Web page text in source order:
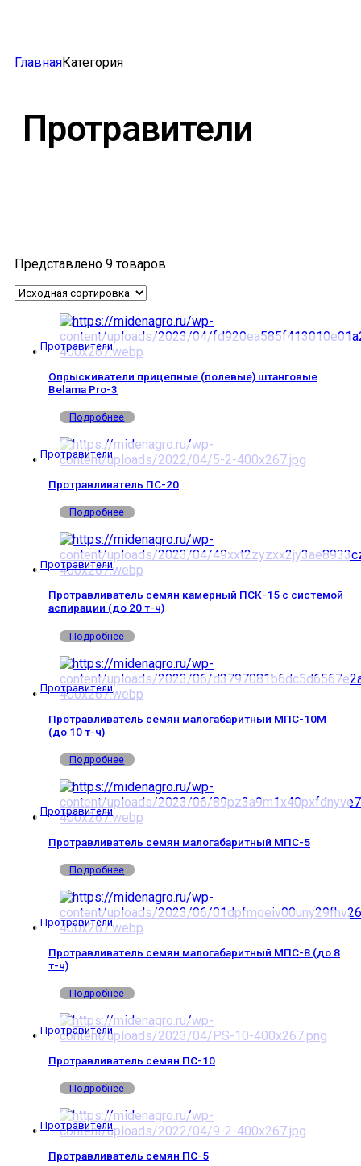
ГлавнаяКатегория
Протравители
Представлено 9 товаров
Протравители
Опрыскиватели прицепные (полевые) штанговые
Belama Pro-3
Подробнее
Протравители
Протравливатель ПС-20
Подробнее
Протравители
Протравливатель семян камерный ПСК-15 с системой
аспирации (до 20 т-ч)
Подробнее
Протравители
Протравливатель семян малогабаритный МПС-10М
(до 10 т-ч)
Подробнее
Протравители
Протравливатель семян малогабаритный МПС-5
Подробнее
Протравители
Протравливатель семян малогабаритный МПС-8 (до 8
т-ч)
Подробнее
Протравители
Протравливатель семян ПС-10
Подробнее
Протравители
Протравливатель семян ПС-5